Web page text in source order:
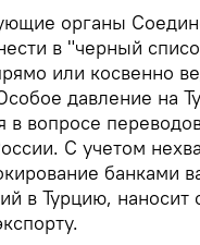
органы
в "черный
или косвенно
давление на
в вопросе
С учетом
банками
в Турцию,